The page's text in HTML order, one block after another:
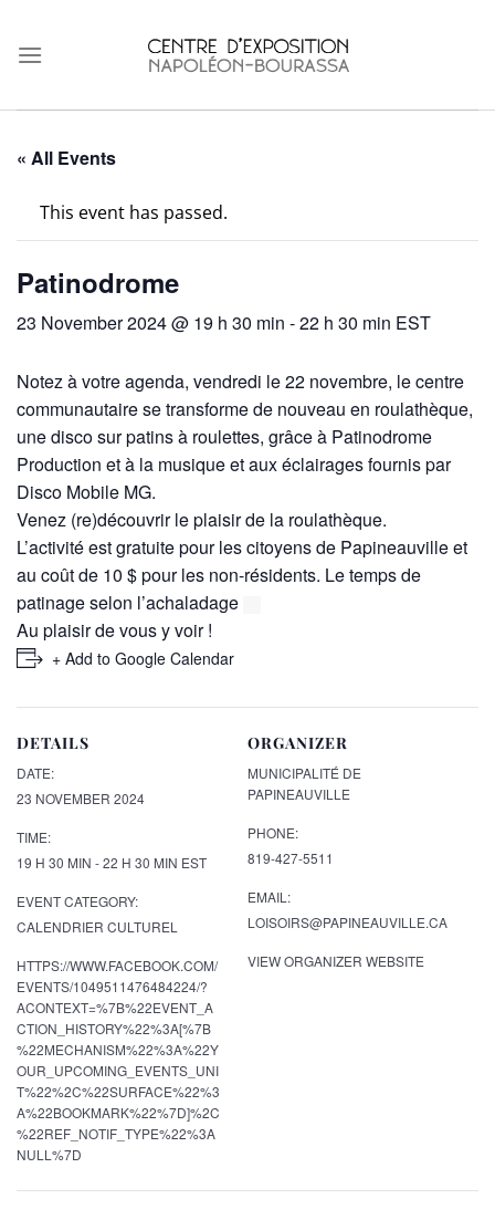
content
« All Events
This event has passed.
Patinodrome
23 November 2024 @ 19 h 30 min -22 h 30 min EST
Notez à votre agenda, vendredi le 22 novembre, le centre
communautaire se transforme de nouveau en roulathèque,
une disco sur patins à roulettes, grâce à Patinodrome
Production et à la musique et aux éclairages fournis par
Disco Mobile MG.
Venez (re)découvrir le plaisir de la roulathèque.
L’activité est gratuite pour les citoyens de Papineauville et
au coût de 10 $ pour les non-résidents. Le temps de
patinage selon l’achaladage
Au plaisir de vous y voir !
+ Add to Google Calendar
DETAILS
DATE:
23 NOVEMBER 2024
TIME:
19 H 30 MIN - 22 H 30 MIN EST
EVENT CATEGORY:
CALENDRIER CULTUREL
HTTPS://WWW.FACEBOOK.COM/
EVENTS/1049511476484224/?
ACONTEXT=%7B%22EVENT_A
CTION_HISTORY%22%3A[%7B
%22MECHANISM%22%3A%22Y
OUR_UPCOMING_EVENTS_UNI
T%22%2C%22SURFACE%22%3
A%22BOOKMARK%22%7D]%2C
%22REF_NOTIF_TYPE%22%3A
NULL%7D
ORGANIZER
MUNICIPALITÉ DE
PAPINEAUVILLE
PHONE:
819-427-5511
EMAIL:
LOISOIRS@PAPINEAUVILLE.CA
VIEW ORGANIZER WEBSITE